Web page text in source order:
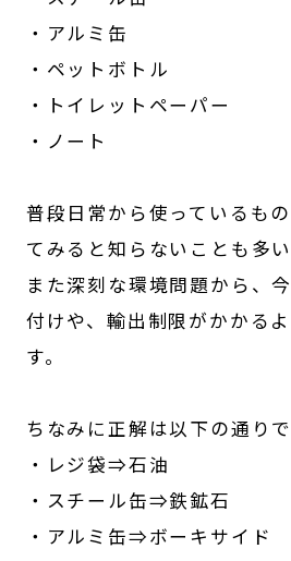
・アルミ缶
・ペットボトル
・トイレットペーパー
・ノート
普段日常から使っているも
てみると知らないことも多い
また深刻な環境問題から、
付けや、輸出制限がかかる
す。
ちなみに正解は以下の通りで
・レジ袋⇒石油
・スチール缶⇒鉄鉱石
・アルミ缶⇒ボーキサイド